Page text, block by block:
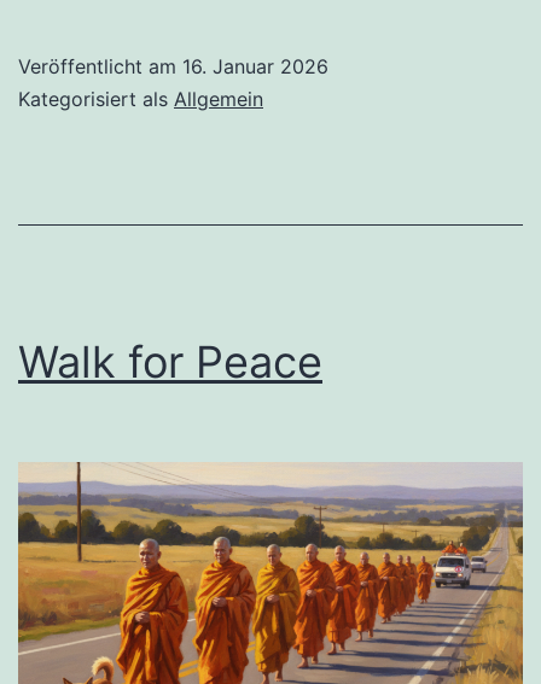
Veröffentlicht am 16. Januar 2026
Kategorisiert als Allgemein
Walk for Peace